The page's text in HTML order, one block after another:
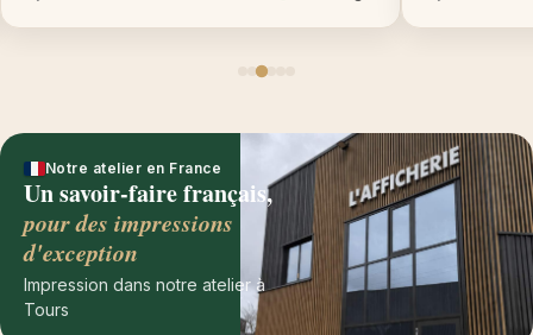
Notre atelier en France
Un savoir-faire français,
pour des impressions
d'exception
Impression dans notre atelier à
Tours